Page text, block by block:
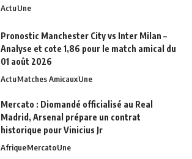
ActuUne
Pronostic Manchester City vs Inter Milan –
Analyse et cote 1,86 pour le match amical du
01 août 2026
ActuMatches AmicauxUne
Mercato : Diomandé officialisé au Real
Madrid, Arsenal prépare un contrat
historique pour Vinicius Jr
AfriqueMercatoUne